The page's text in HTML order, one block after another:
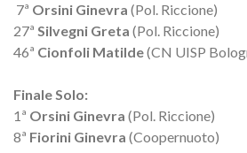
7ª Orsini Ginevra (Pol. Riccione)
27ª Silvegni Greta (Pol. Riccione)
46ª Cionfoli Matilde(CN UISP
Finale Solo:
1ª Orsini Ginevra (Pol. Riccione)
8ª Fiorini Ginevra (Coopernuoto)